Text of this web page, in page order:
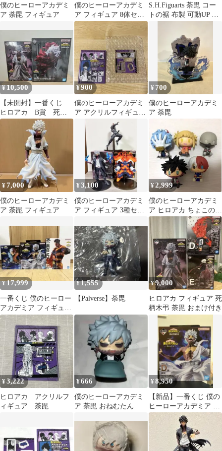
僕のヒーローアカデミ
ア 荼毘 フィギュア
僕のヒーローアカデミ
ア フィギュア 8体セッ
ト
S.H.Figuarts 荼毘 コー
トの裾 布製 可動UP 本
¥10,500
【未開封】一番くじ
ヒロアカ B賞 死柄
木弔 C賞 荼毘 フ
ィギュア
¥900
僕のヒーローアカデミ
ア アクリルフィギュア
コレクション 荼毘
¥ 700
僕のヒーローアカデミ
ア 荼毘
¥7,000
僕のヒーローアカデミ
ア 荼毘 フィギュア
¥3,100
僕のヒーローアカデミ
ア フィギュア 3種セッ
¥2,999
僕のヒーローアカデミ
ア ヒロアカ ちょこのっ
こ セット
¥17,999
一番くじ 僕のヒーロー
アカデミア フィギュア
3体セット
¥1,555
【Palverse】荼毘
¥9,000
ヒロアカ フィギュア 死
柄木弔 荼毘 おまけ付き
¥3,222
ヒロアカ アクリルフ
ィギュア 荼毘
¥666
僕のヒーローアカデミ
ア 荼毘 おねむたん
¥8,950
【新品】一番くじ 僕の
ヒーローアカデミア 幸
せの上に D賞 荼毘 ヒロ